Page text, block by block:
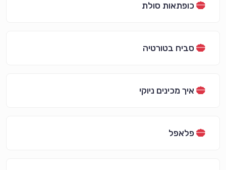
כופתאות סולת
סביח בטורטיה
איך מכינים ניוקי
פלאפל